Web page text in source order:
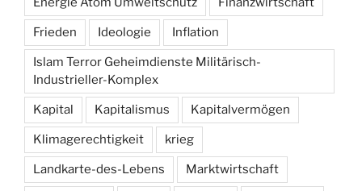
Frieden Ideologie Inflation
Islam Terror Geheimdienste Militärisch-
Industrieller-Komplex
Kapital Kapitalismus Kapitalvermögen
Klimagerechtigkeit krieg
Landkarte-des-Lebens Marktwirtschaft